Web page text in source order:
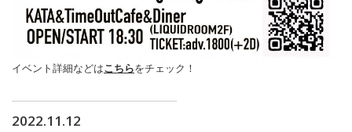
イベント詳細などはこちらをチェック！
2022.11.12